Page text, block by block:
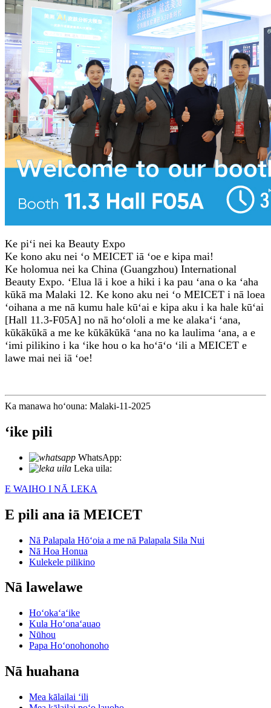
Ke piʻi nei ka Beauty Expo
Ke kono aku nei ʻo MEICET iā ʻoe e kipa mai!
Ke holomua nei ka China (Guangzhou) International
Beauty Expo. ʻElua lā i koe a hiki i ka pau ʻana o ka ʻaha
kūkā ma Malaki 12. Ke kono aku nei ʻo MEICET i nā loea
ʻoihana a me nā kumu hale kūʻai e kipa aku i ka hale kūʻai
[Hall 11.3-F05A] no nā hoʻololi a me ke alakaʻi ʻana,
kūkākūkā a me ke kūkākūkā ʻana no ka laulima ʻana, a e
ʻimi pilikino i ka ʻike hou o ka hoʻāʻo ʻili a MEICET e
lawe mai nei iā ʻoe!
Ka manawa hoʻouna: Malaki-11-2025
ʻike pili
WhatsApp:
Leka uila:
E WAIHO I NĀ LEKA
E pili ana iā MEICET
Nā Palapala Hōʻoia a me nā Palapala Sila Nui
Nā Hoa Honua
Kulekele pilikino
Nā lawelawe
Hoʻokaʻaʻike
Kula Hoʻonaʻauao
Nūhou
Papa Hoʻonohonoho
Nā huahana
Mea kālailai ʻili